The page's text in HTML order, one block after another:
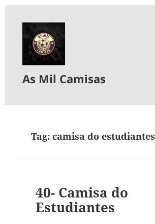
As Mil Camisas
Tag:camisa do estudiantes
40- Camisa do
Estudiantes